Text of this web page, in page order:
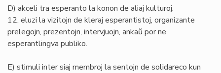
D) akceli tra esperanto la konon de aliaj kulturoj.
12. eluzi la vizitojn de kleraj esperantistoj, organizante
prelegojn, prezentojn, intervjuojn, ankaŭ por ne
esperantlingva publiko.
E) stimuli inter siaj membroj la sentojn de solidareco kun